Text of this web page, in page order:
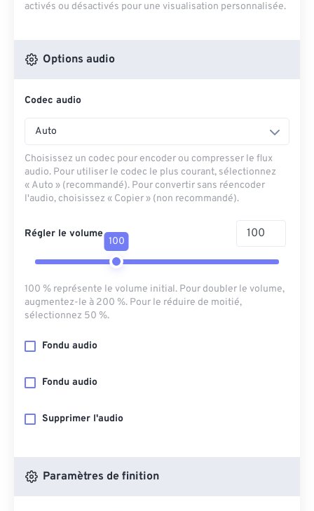
activés ou désactivés pour une visualisation personnalisée.
Options audio
Codec audio
Auto
Choisissez un codec pour encoder ou compresser le flux
audio. Pour utiliser le codec le plus courant, sélectionnez
« Auto » (recommandé). Pour convertir sans réencoder
l'audio, choisissez « Copier » (non recommandé).
Régler le volume
100
100 % représente le volume initial. Pour doubler le volume,
augmentez-le à 200 %. Pour le réduire de moitié,
sélectionnez 50 %.
Fondu audio
Fondu audio
Supprimer l'audio
Paramètres de finition